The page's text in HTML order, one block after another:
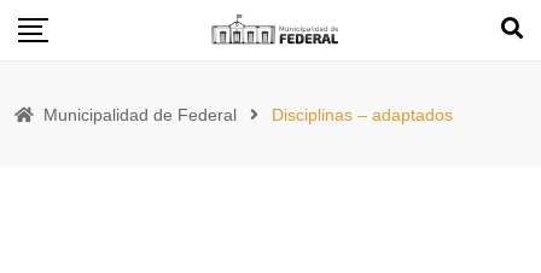
Skip
Municipalidad de Federal Disciplinas – adaptados